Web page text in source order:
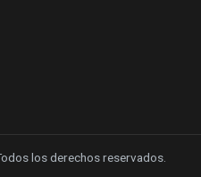
los derechos reservados.